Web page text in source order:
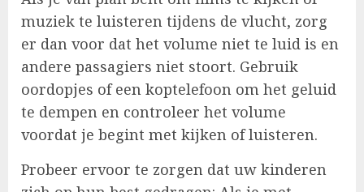
muziek te luisteren tijdens de vlucht, zorg
er dan voor dat het volume niet te luid is en
andere passagiers niet stoort. Gebruik
oordopjes of een koptelefoon om het geluid
te dempen en controleer het volume
voordat je begint met kijken of luisteren.
Probeer ervoor te zorgen dat uw kinderen